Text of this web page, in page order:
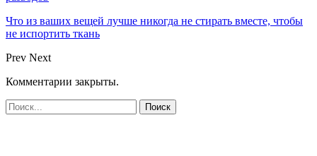
Что из ваших вещей лучше никогда не стирать вместе, чтобы
не испортить ткань
Prev Next
Комментарии закрыты.